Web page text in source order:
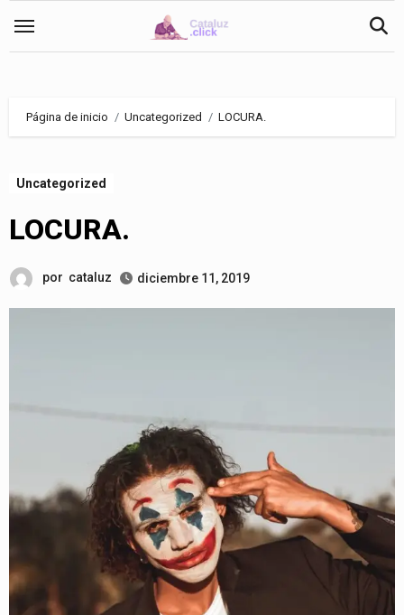
Página de inicio Uncategorized LOCURA.
Uncategorized
LOCURA.
por cataluz diciembre 11, 2019